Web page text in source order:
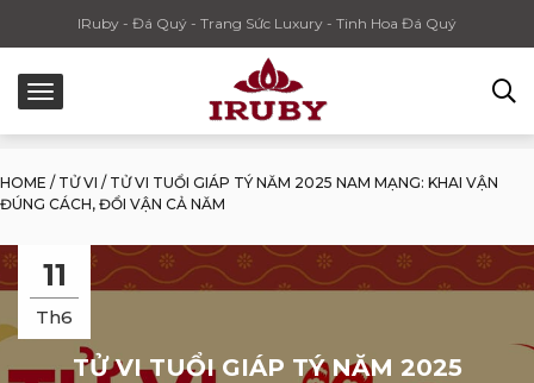
IRuby - Đá Quý - Trang Sức Luxury - Tinh Hoa Đá Quý
HOME / TỬ VI / TỬ VI TUỔI GIÁP TÝ NĂM 2025 NAM MẠNG: KHAI VẬN
ĐÚNG CÁCH, ĐỔI VẬN CẢ NĂM
11
Th6
TỬ VI TUỔI GIÁP TÝ NĂM 2025